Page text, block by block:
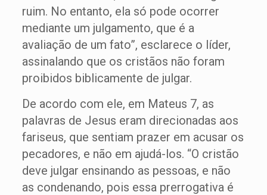
ruim. No entanto, ela só pode ocorrer
mediante um julgamento, que é a
avaliação de um fato”, esclarece o líder,
assinalando que os cristãos não foram
proibidos biblicamente de julgar.
De acordo com ele, em Mateus 7, as
palavras de Jesus eram direcionadas aos
fariseus, que sentiam prazer em acusar os
pecadores, e não em ajudá-los. “O cristão
deve julgar ensinando as pessoas, e não
as condenando, pois essa prerrogativa é